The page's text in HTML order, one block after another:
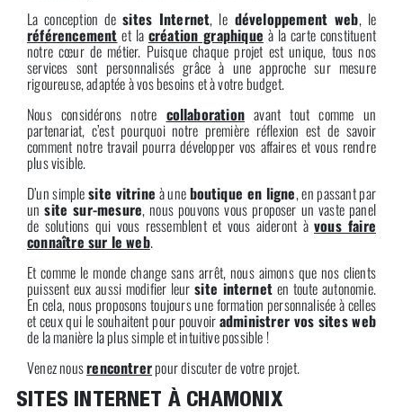
La conception desites Internet, ledéveloppement web, le
référencement et la création graphique à la carte constituent
notre cœur de métier. Puisque chaque projet est unique, tous nos
services sont personnalisés grâce à une approche sur mesure
rigoureuse, adaptée à vos besoins et à votre budget.
Nous considérons notre collaboration avant tout comme un
partenariat, c’est pourquoi notre première réflexion est de savoir
comment notre travail pourra développer vos affaires et vous rendre
plus visible.
D’un simplesite vitrine à uneboutique en ligne, en passant par
unsite sur-mesure, nous pouvons vous proposer un vaste panel
de solutions qui vous ressemblent et vous aideront à vous faire
connaître sur le web.
Et comme le monde change sans arrêt, nous aimons que nos clients
puissent eux aussi modifier leursite internet en toute autonomie.
En cela, nous proposons toujours une formation personnalisée à celles
et ceux qui le souhaitent pour pouvoiradministrer vos sites web
de la manière la plus simple et intuitive possible !
Venez nousrencontrerpour discuter de votre projet.
SITES INTERNET À CHAMONIX